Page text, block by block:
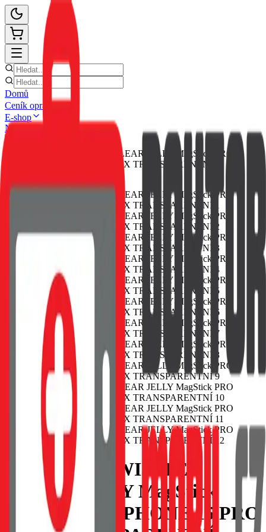
Domů
Ceník oprav
E-shop
Novinky
POUZDRO SWISSTEN
CLEAR JELLY MagStick
PRO APPLE IPHONE 15 PRO